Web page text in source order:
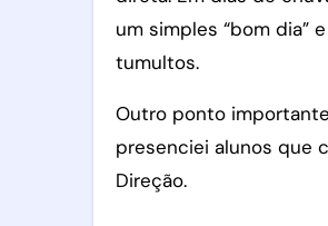
um simples “bom dia”
tumultos.
Outro ponto
presenciei alunos que
Direção.